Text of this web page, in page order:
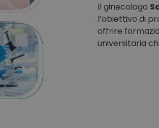
Il ginecologo
l’obiettivo di
offrire
universitaria